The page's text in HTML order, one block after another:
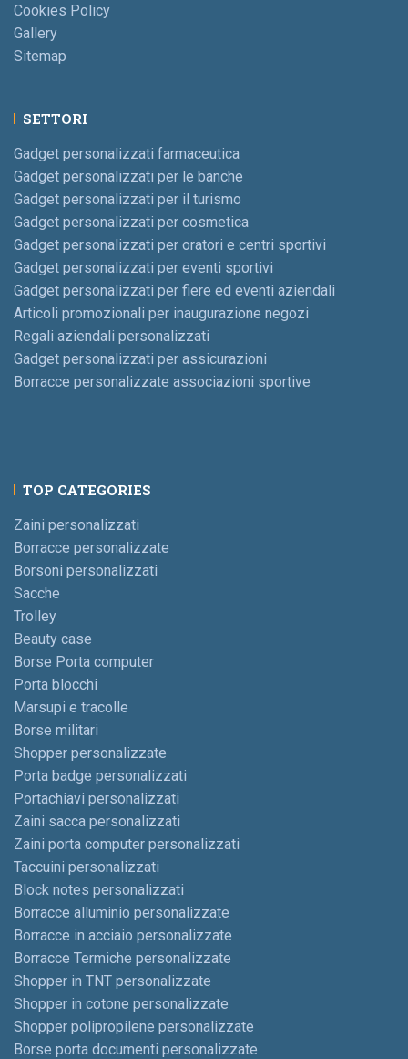
Cookies Policy
Gallery
Sitemap
SETTORI
Gadget personalizzati farmaceutica
Gadget personalizzati per le banche
Gadget personalizzati per il turismo
Gadget personalizzati per cosmetica
Gadget personalizzati per oratori e centri sportivi
Gadget personalizzati per eventi sportivi
Gadget personalizzati per fiere ed eventi aziendali
Articoli promozionali per inaugurazione negozi
Regali aziendali personalizzati
Gadget personalizzati per assicurazioni
Borracce personalizzate associazioni sportive
TOP CATEGORIES
Zaini personalizzati
Borracce personalizzate
Borsoni personalizzati
Sacche
Trolley
Beauty case
Borse Porta computer
Porta blocchi
Marsupi e tracolle
Borse militari
Shopper personalizzate
Porta badge personalizzati
Portachiavi personalizzati
Zaini sacca personalizzati
Zaini porta computer personalizzati
Taccuini personalizzati
Block notes personalizzati
Borracce alluminio personalizzate
Borracce in acciaio personalizzate
Borracce Termiche personalizzate
Shopper in TNT personalizzate
Shopper in cotone personalizzate
Shopper polipropilene personalizzate
Borse porta documenti personalizzate